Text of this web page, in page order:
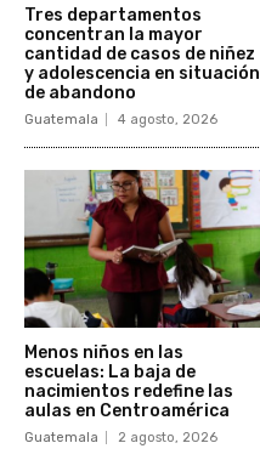
Tres departamentos
concentran la mayor
cantidad de casos de niñez
y adolescencia en situación
de abandono
Guatemala 4 agosto, 2026
Menos niños en las
escuelas: La baja de
nacimientos redefine las
aulas en Centroamérica
Guatemala 2 agosto, 2026